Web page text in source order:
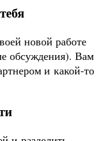
новой работе
обсуждения). Вам
и какой-то